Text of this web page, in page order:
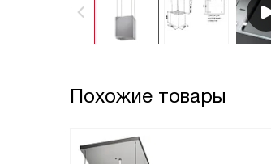
Похожие товары